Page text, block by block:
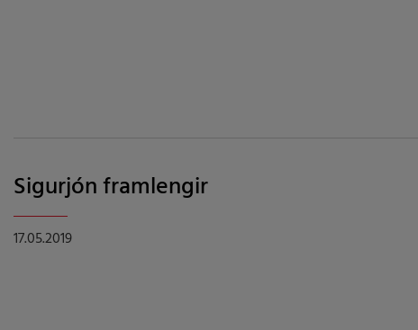
Sigurjón framlengir
17.05.2019